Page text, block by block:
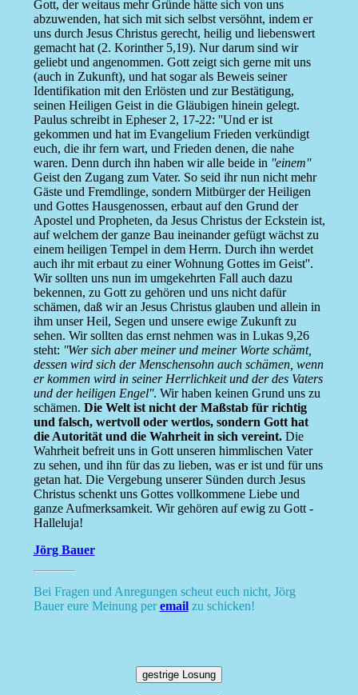
Gott, der weitaus mehr Gründe hätte sich von uns
abzuwenden, hat sich mit sich selbst versöhnt, indem er
uns durch Jesus Christus gerecht, heilig und liebenswert
gemacht hat (2. Korinther 5,19). Nur darum sind wir
geliebt und angenommen. Gott zeigt sich gerne mit uns
(auch in Zukunft), und hat sogar als Beweis seiner
Identifikation mit den Erlösten und zur Bestätigung,
seinen Heiligen Geist in die Gläubigen hinein gelegt.
Paulus schreibt in Epheser 2, 17-22: ''Und er ist
gekommen und hat im Evangelium Frieden verkündigt
euch, die ihr fern wart, und Frieden denen, die nahe
waren. Denn durch ihn haben wir alle beide in ''einem''
Geist den Zugang zum Vater. So seid ihr nun nicht mehr
Gäste und Fremdlinge, sondern Mitbürger der Heiligen
und Gottes Hausgenossen, erbaut auf den Grund der
Apostel und Propheten, da Jesus Christus der Eckstein ist,
auf welchem der ganze Bau ineinander gefügt wächst zu
einem heiligen Tempel in dem Herrn. Durch ihn werdet
auch ihr mit erbaut zu einer Wohnung Gottes im Geist''.
Wir sollten uns nun im umgekehrten Fall auch dazu
bekennen, zu Gott zu gehören und uns nicht dafür
schämen, daß wir an Jesus Christus glauben und allein in
ihm unser Heil, Segen und unsere ewige Zukunft zu
sehen. Wir sollten das ernst nehmen was in Lukas 9,26
steht: ''Wer sich aber meiner und meiner Worte schämt,
dessen wird sich der Menschensohn auch schämen, wenn
er kommen wird in seiner Herrlichkeit und der des Vaters
und der heiligen Engel''. Wir haben keinen Grund uns zu
schämen. Die Welt ist nicht der Maßstab für richtig
und falsch, wertvoll oder wertlos, sondern Gott hat
die Autorität und die Wahrheit in sich vereint.Die
Wahrheit befreit uns in Gott unseren himmlischen Vater
zu sehen, und ihn für das zu lieben, was er ist und für uns
getan hat. Die Vergebung unserer Sünden durch Jesus
Christus schenkt uns Gottes vollkommene Liebe und
ganze Aufmerksamkeit. Wir gehören auf ewig zu Gott -
Halleluja!
Jörg Bauer
Bei Fragen und Anregungen scheut euch nicht, Jörg
Bauer eure Meinung peremailzu schicken!
gestrige Losung